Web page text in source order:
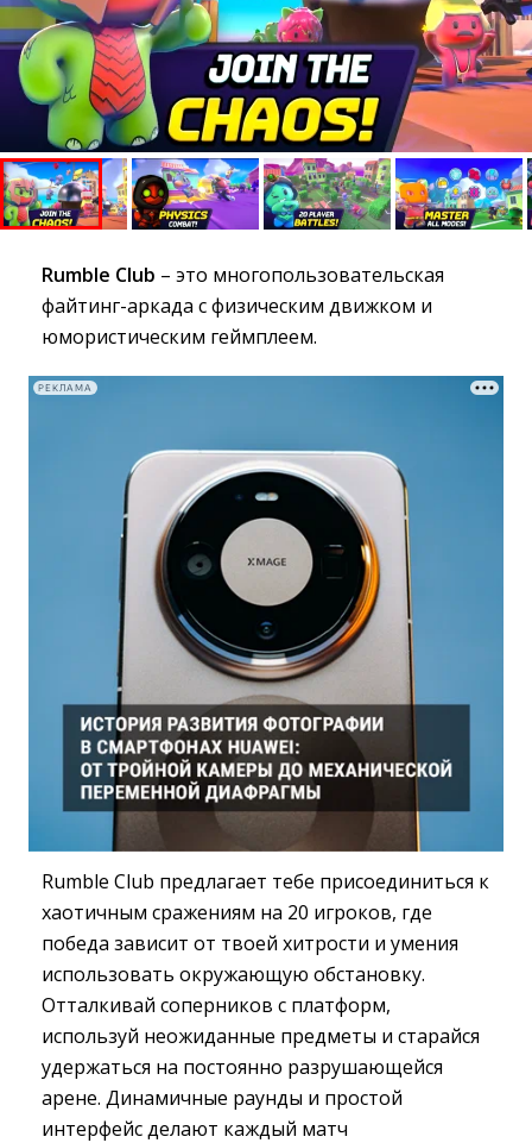
Rumble Club – это многопользовательская
файтинг-аркада с физическим движком и
юмористическим геймплеем.
РЕКЛАМА
Rumble Club предлагает тебе присоединиться к
хаотичным сражениям на 20 игроков, где
победа зависит от твоей хитрости и умения
использовать окружающую обстановку.
Отталкивай соперников с платформ,
используй неожиданные предметы и старайся
удержаться на постоянно разрушающейся
арене. Динамичные раунды и простой
интерфейс делают каждый матч